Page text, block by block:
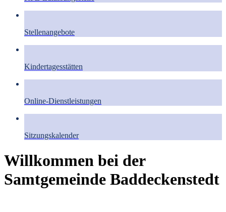
Stellenangebote
Kindertagesstätten
Online-Dienstleistungen
Sitzungskalender
Willkommen bei der
Samtgemeinde Baddeckenstedt